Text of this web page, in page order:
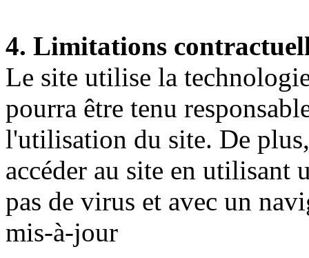
4. Limitations
Le site utilise la
pourra être tenu
l'utilisation du site. De
accéder au site en utilisant
pas de virus et avec un
mis-à-jour